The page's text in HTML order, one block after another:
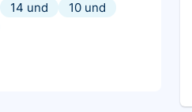
14 und
10 und